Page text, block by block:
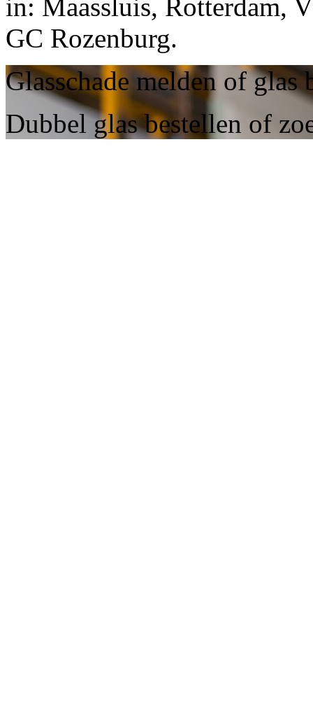
in: Maassluis, Rotterdam,
GC Rozenburg.
Glasschade melden of glas
Dubbel glas bestellen of